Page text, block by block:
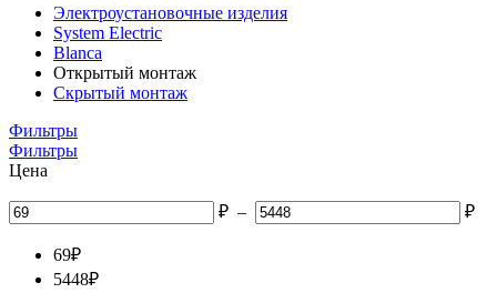
Электроустановочные изделия
System Electric
Blanca
Открытый монтаж
Скрытый монтаж
Фильтры
Фильтры
Цена
₽ – ₽
69₽
5448₽